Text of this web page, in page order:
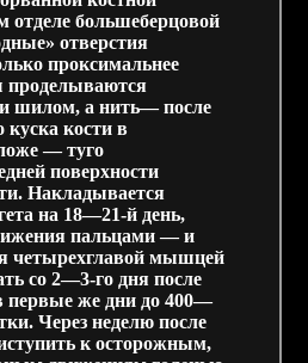
отделе большеберцовой
отверстия
проксимальнее
проделываются
шилом, а нить— после
куска кости в
— туго
поверхности
Накладывается
на 18—21-й день,
пальцами — и
четырехглавой мышцей
со 2—3-го дня после
первые же дни до 400—
Через неделю после
к осторожным,